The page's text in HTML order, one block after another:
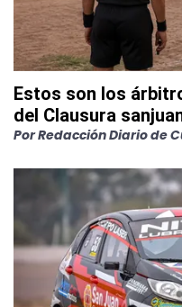
Estos son los
del Clausura
PorRedacción Diario de